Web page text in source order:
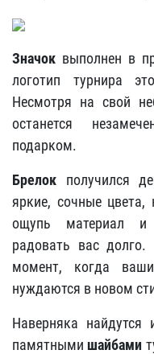
Значок выполнен в
логотип турнира
Несмотря на свой
останется
подарком.
Брелок получился
яркие, сочные
ощупь материал и
радовать вас
момент, когда
нуждаются в новом
Наверняка найдутся
памятнымишайбами